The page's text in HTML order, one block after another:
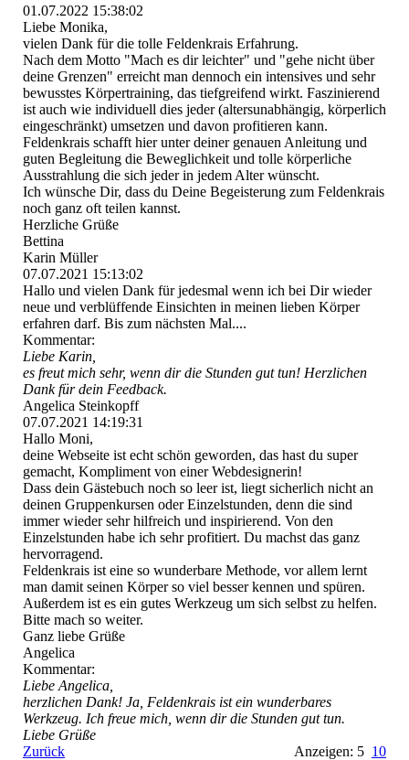
01.07.2022 15:38:02
Liebe Monika,
vielen Dank für die tolle Feldenkrais Erfahrung.
Nach dem Motto "Mach es dir leichter" und "gehe nicht über
deine Grenzen" erreicht man dennoch ein intensives und sehr
bewusstes Körpertraining, das tiefgreifend wirkt. Faszinierend
ist auch wie individuell dies jeder (altersunabhängig, körperlich
eingeschränkt) umsetzen und davon profitieren kann.
Feldenkrais schafft hier unter deiner genauen Anleitung und
guten Begleitung die Beweglichkeit und tolle körperliche
Ausstrahlung die sich jeder in jedem Alter wünscht.
Ich wünsche Dir, dass du Deine Begeisterung zum Feldenkrais
noch ganz oft teilen kannst.
Herzliche Grüße
Bettina
Karin Müller
07.07.2021 15:13:02
Hallo und vielen Dank für jedesmal wenn ich bei Dir wieder
neue und verblüffende Einsichten in meinen lieben Körper
erfahren darf. Bis zum nächsten Mal....
Kommentar:
Liebe Karin,
es freut mich sehr, wenn dir die Stunden gut tun! Herzlichen
Dank für dein Feedback.
Angelica Steinkopff
07.07.2021 14:19:31
Hallo Moni,
deine Webseite ist echt schön geworden, das hast du super
gemacht, Kompliment von einer Webdesignerin!
Dass dein Gästebuch noch so leer ist, liegt sicherlich nicht an
deinen Gruppenkursen oder Einzelstunden, denn die sind
immer wieder sehr hilfreich und inspirierend. Von den
Einzelstunden habe ich sehr profitiert. Du machst das ganz
hervorragend.
Feldenkrais ist eine so wunderbare Methode, vor allem lernt
man damit seinen Körper so viel besser kennen und spüren.
Außerdem ist es ein gutes Werkzeug um sich selbst zu helfen.
Bitte mach so weiter.
Ganz liebe Grüße
Angelica
Kommentar:
Liebe Angelica,
herzlichen Dank! Ja, Feldenkrais ist ein wunderbares
Werkzeug. Ich freue mich, wenn dir die Stunden gut tun.
Liebe Grüße
Zurück
Anzeigen: 5 10